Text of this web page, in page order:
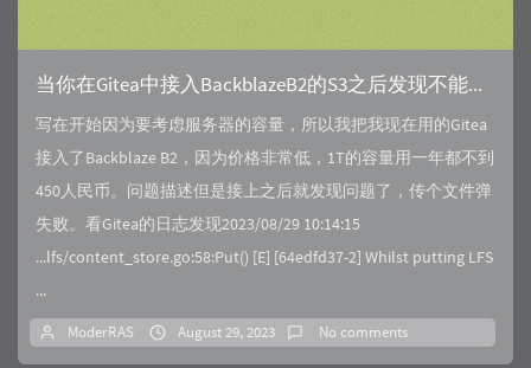
当你在Gitea中接入BackblazeB2的S3之后发现不能用的解决方案
写在开始因为要考虑服务器的容量，所以我把我现在用的Gitea
接入了Backblaze B2，因为价格非常低，1T的容量用一年都不到
450人民币。问题描述但是接上之后就发现问题了，传个文件弹
失败。看Gitea的日志发现2023/08/29 10:14:15
...lfs/content_store.go:58:Put() [E] [64edfd37-2] Whilst putting LFS
...
ModerRAS August 29, 2023 No comments